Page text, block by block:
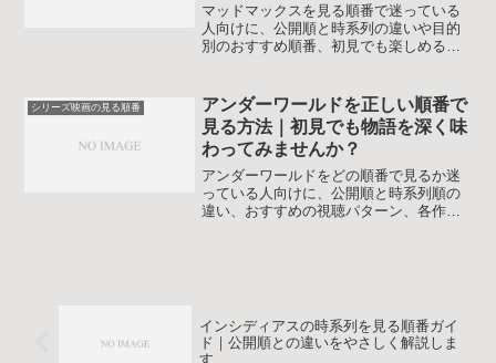
マッドマックスを見る順番で迷っている
人向けに、公開順と時系列の違いや目的
別のおすすめ順番、初見でも楽しめる鑑
ネタバレを避けたい人の注意点も紹介す
るので、これから見る人も復習したい人
も安心して爆走世界に飛び込めます。
シリーズ映画の見る順番
アンダーワールドを正しい順番で
見る方法｜初見でも物語を深く味
わってみませんか？
アンダーワールドをどの順番で見るか迷
っている人向けに、公開順と時系列順の
違い、おすすめの視聴パターン、各作品
インシディアスの時系列を見る順番ガイ
ド｜公開順との違いをやさしく解説しま
す